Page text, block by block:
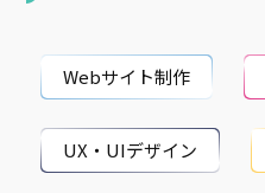
Webサイト制作
UX・UIデザイン